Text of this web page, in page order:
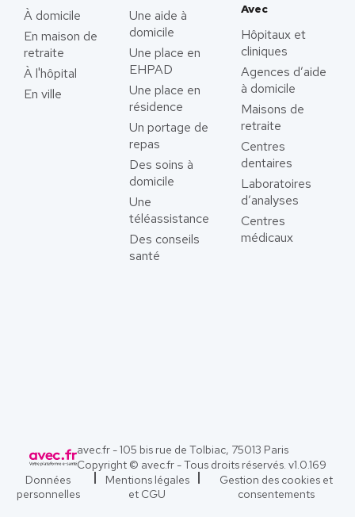
À domicile
En maison de
retraite
À l'hôpital
En ville
Une aide à
domicile
Une place en
EHPAD
Une place en
résidence
Un portage de
repas
Des soins à
domicile
Une
téléassistance
Des conseils
santé
Avec
Hôpitaux et
cliniques
Agences d’aide
à domicile
Maisons de
retraite
Centres
dentaires
Laboratoires
d’analyses
Centres
médicaux
avec.fr - 105 bis rue de Tolbiac, 75013 Paris
Copyright © avec.fr - Tous droits réservés. v1.0.169
Données
personnelles
Mentions légales
et CGU
Gestion des cookies et
consentements